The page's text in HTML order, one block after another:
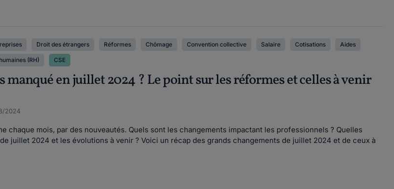
Droit des étrangers Réformes Chômage Convention collective Salaire Cotisations Aides
(RH) CSE
manqué en juillet 2024 ? Le point sur les réformes et celles à venir
2024
chaque mois, par des nouveautés. Quels sont les changements impactant les professionnels ? Quelles
juillet 2024 et les évolutions à venir ? Voici un récap des grands changements de juillet 2024 et de ceux à